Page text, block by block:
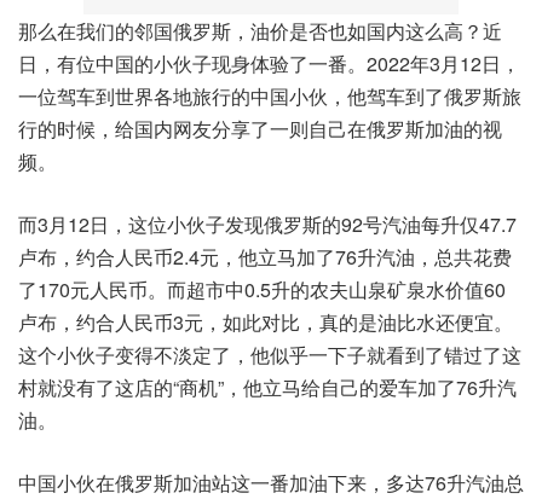
那么在我们的邻国俄罗斯，油价是否也如国内这么高？近
日，有位中国的小伙子现身体验了一番。2022年3月12日，
一位驾车到世界各地旅行的中国小伙，他驾车到了俄罗斯旅
行的时候，给国内网友分享了一则自己在俄罗斯加油的视
频。
而3月12日，这位小伙子发现俄罗斯的92号汽油每升仅47.7
卢布，约合人民币2.4元，他立马加了76升汽油，总共花费
了170元人民币。而超市中0.5升的农夫山泉矿泉水价值60
卢布，约合人民币3元，如此对比，真的是油比水还便宜。
这个小伙子变得不淡定了，他似乎一下子就看到了错过了这
村就没有了这店的“商机”，他立马给自己的爱车加了76升汽
油。
中国小伙在俄罗斯加油站这一番加油下来，多达76升汽油总